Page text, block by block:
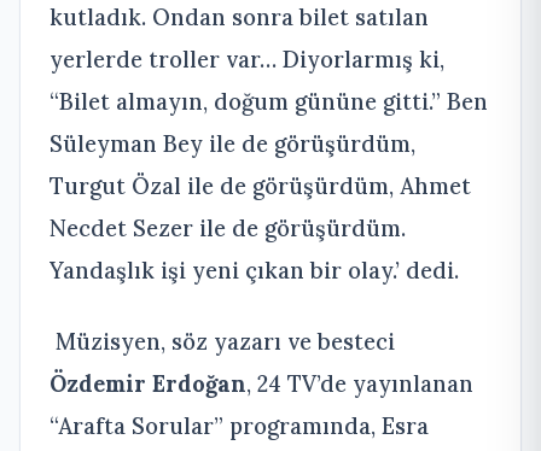
kutladık. Ondan sonra bilet satılan
yerlerde troller var… Diyorlarmış ki,
“Bilet almayın, doğum gününe gitti.” Ben
Süleyman Bey ile de görüşürdüm,
Turgut Özal ile de görüşürdüm, Ahmet
Necdet Sezer ile de görüşürdüm.
Yandaşlık işi yeni çıkan bir olay.’ dedi.
Müzisyen, söz yazarı ve besteci
Özdemir Erdoğan, 24 TV’de yayınlanan
“Arafta Sorular” programında, Esra